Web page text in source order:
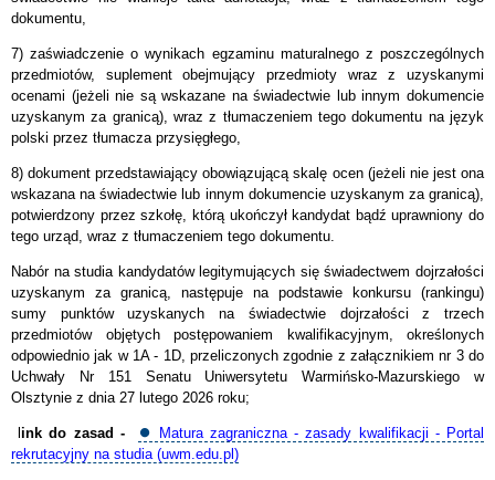
dokumentu,
7) zaświadczenie o wynikach egzaminu maturalnego z poszczególnych
przedmiotów, suplement obejmujący przedmioty wraz z uzyskanymi
ocenami (jeżeli nie są wskazane na świadectwie lub innym dokumencie
uzyskanym za granicą), wraz z tłumaczeniem tego dokumentu na język
polski przez tłumacza przysięgłego,
8) dokument przedstawiający obowiązującą skalę ocen (jeżeli nie jest ona
wskazana na świadectwie lub innym dokumencie uzyskanym za granicą),
potwierdzony przez szkołę, którą ukończył kandydat bądź uprawniony do
tego urząd, wraz z tłumaczeniem tego dokumentu.
Nabór na studia kandydatów legitymujących się świadectwem dojrzałości
uzyskanym za granicą, następuje na podstawie konkursu (rankingu)
sumy punktów uzyskanych na świadectwie dojrzałości z trzech
przedmiotów objętych postępowaniem kwalifikacyjnym, określonych
odpowiednio jak w 1A - 1D, przeliczonych zgodnie z załącznikiem nr 3 do
Uchwały Nr 151 Senatu Uniwersytetu Warmińsko-Mazurskiego w
Olsztynie z dnia 27 lutego 2026 roku;
link do zasad - ⏺️
Matura zagraniczna - zasady kwalifikacji - Portal
rekrutacyjny na studia (uwm.edu.pl)